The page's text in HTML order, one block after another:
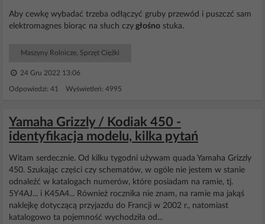
Aby cewkę wybadać trzeba odłączyć gruby przewód i puszczć sam
elektromagnes biorąc na słuch czy głośno stuka.
Maszyny Rolnicze, Sprzęt Ciężki
24 Gru 2022 13:06
Odpowiedzi: 41 Wyświetleń: 4995
Yamaha Grizzly / Kodiak 450 -
identyfikacja modelu, kilka pytań
Witam serdecznie. Od kilku tygodni używam quada Yamaha Grizzly
450. Szukając części czy schematów, w ogóle nie jestem w stanie
odnaleźć w katalogach numerów, które posiadam na ramie, tj.
5Y4AJ... i K45A4... Również rocznika nie znam, na ramie ma jakąś
naklejkę dotyczącą przyjazdu do Francji w 2002 r., natomiast
katalogowo ta pojemność wychodziła od...